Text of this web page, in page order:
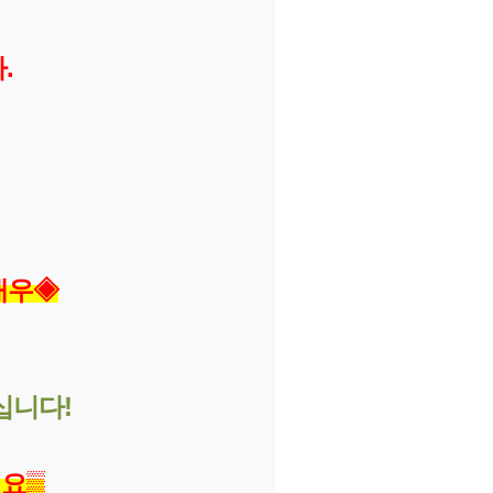
.
우◈
니다!
▒